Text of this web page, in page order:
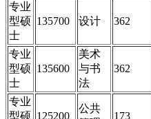
专业
型硕
士
135700 设计 362
专业
型硕
士
135600
美术
与书
法
362
专业
型硕 125200
公共
173